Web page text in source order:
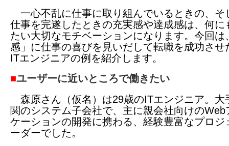
一心不乱に仕事に取り組んでいるときの、そ
仕事を完遂したときの充実感や達成感は、何に
たい大切なモチベーションになります。今回は
感」に仕事の喜びを見いだして転職を成功させ
ITエンジニアの例を紹介します。
■ユーザーに近いところで働きたい
森原さん（仮名）は29歳のITエンジニア。大
関のシステム子会社で、主に親会社向けのWeb
ケーションの開発に携わる、経験豊富なプロジ
ーダーでした。